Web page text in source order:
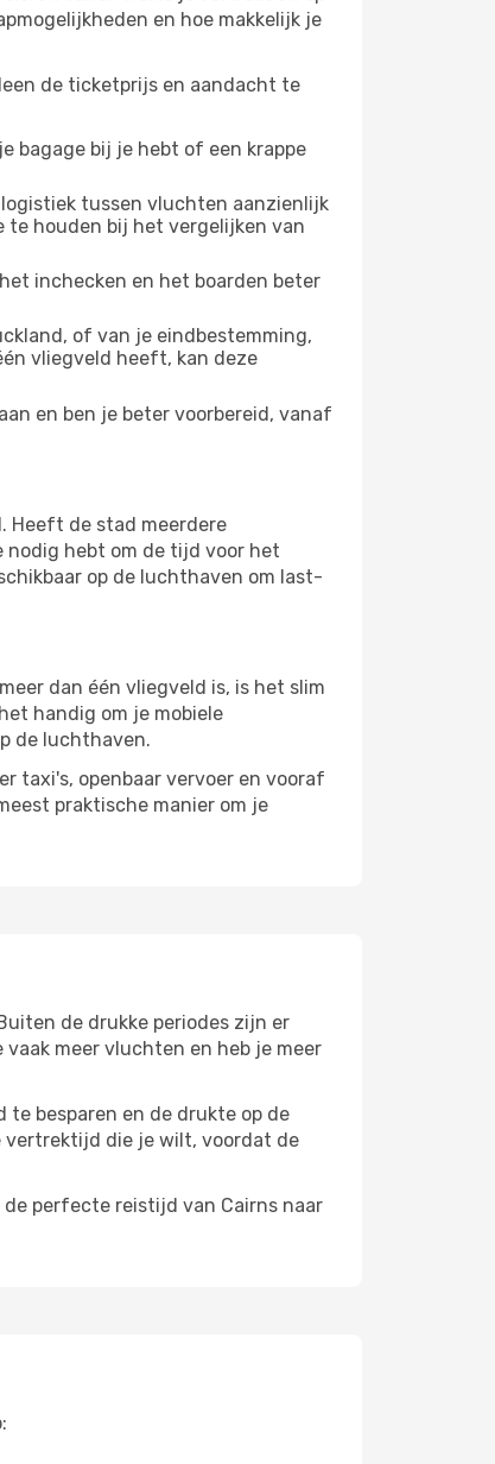
en hoe makkelijk je
de ticketprijs en aandacht te
bagage bij je hebt of een krappe
tussen vluchten aanzienlijk
houden bij het vergelijken van
inchecken en het boarden beter
of van je eindbestemming,
vliegveld heeft, kan deze
en ben je beter voorbereid, vanaf
Heeft de stad meerdere
nodig hebt om de tijd voor het
op de luchthaven om last-
dan één vliegveld is, is het slim
handig om je mobiele
de luchthaven.
taxi's, openbaar vervoer en vooraf
praktische manier om je
de drukke periodes zijn er
meer vluchten en heb je meer
te besparen en de drukte op de
vertrektijd die je wilt, voordat de
perfecte reistijd van Cairns naar